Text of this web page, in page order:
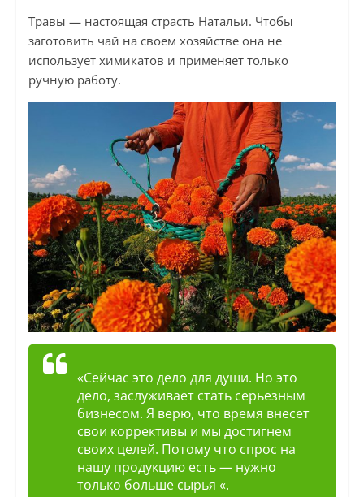
Травы — настоящая страсть Натальи. Чтобы
заготовить чай на своем хозяйстве она не
использует химикатов и применяет только
ручную работу.
«Сейчас это дело для души. Но это
дело, заслуживает стать серьезным
бизнесом. Я верю, что время внесет
свои коррективы и мы достигнем
своих целей. Потому что спрос на
нашу продукцию есть — нужно
только больше сырья «.